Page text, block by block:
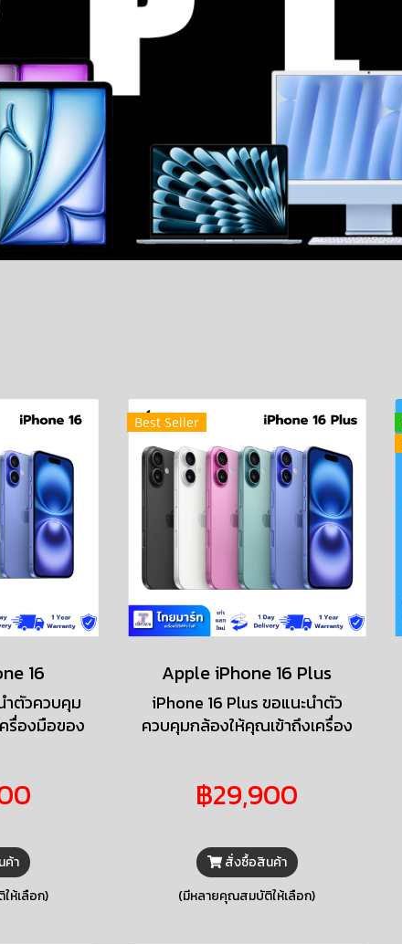
16
ำตัวควบคุม
รื่องมือของ
ที ไม่ว่าจะ
ค้า
ห้เลือก)
Best Seller
Apple iPhone 16 Plus
iPhone 16 Plus ขอแนะนำตัว
ควบคุมกล้องให้คุณเข้าถึงเครื่อง
ไว้ก็เรียกใช้สิ่งที่คุณต้องการได้
มากมาย
฿29,900
สั่งซื้อสินค้า
(มีหลายคุณสมบัติให้เลือก)